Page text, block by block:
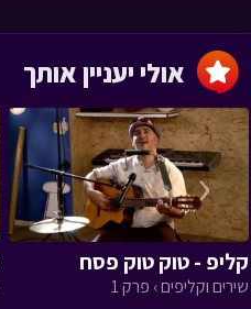
קליפ - טוק טוק פסח
שירים וקליפים › פרק 1
‹